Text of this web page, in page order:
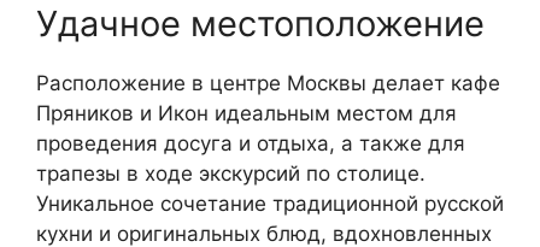
Удачное местоположение
Расположение в центре Москвы делает кафе
Пряников и Икон идеальным местом для
проведения досуга и отдыха, а также для
трапезы в ходе экскурсий по столице.
Уникальное сочетание традиционной русской
кухни и оригинальных блюд, вдохновленных